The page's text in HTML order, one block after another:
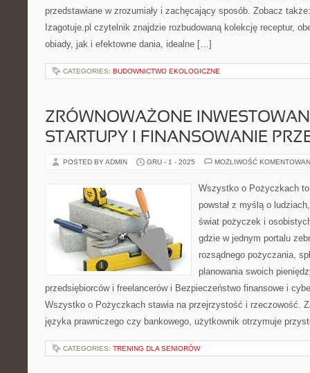
przedstawiane w zrozumiały i zachęcający sposób. Zobacz
Izagotuje.pl czytelnik znajdzie rozbudowaną kolekcję receptur,
obiady, jak i efektowne dania, idealne […]
CATEGORIES: BUDOWNICTWO EKOLOGICZNE
ZRÓWNOWAŻONE
STARTUPY I FINANSOWANIE
POSTED BY ADMIN GRU - 1 - 2025 MOŻLIWOŚĆ
Wszystko o Pożyczkach
powstał z myślą o
świat pożyczek i
gdzie w jednym portalu
rozsądnego pożyczania,
planowania swoich
przedsiębiorców i freelancerów i Bezpieczeństwo finansowe i
Wszystko o Pożyczkach stawia na przejrzystość i rzeczowość.
języka prawniczego czy bankowego, użytkownik otrzymuje
CATEGORIES: TRENING DLA SENIORÓW